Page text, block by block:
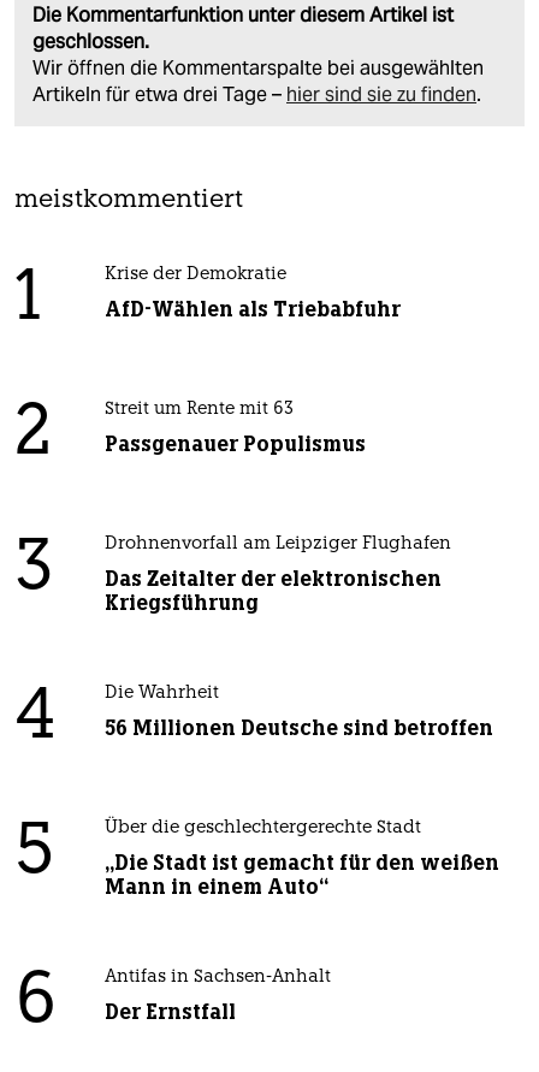
Die Kommentarfunktion unter diesem Artikel ist
geschlossen.
Wir öffnen die Kommentarspalte bei ausgewählten
Artikeln für etwa drei Tage – hier sind sie zu finden.
meistkommentiert
1 Krise der Demokratie
AfD-Wählen als Triebabfuhr
2 Streit um Rente mit 63
Passgenauer Populismus
3 Drohnenvorfall am Leipziger Flughafen
Das Zeitalter der elektronischen
Kriegsführung
4 Die Wahrheit
56 Millionen Deutsche sind betroffen
5 Über die geschlechtergerechte Stadt
„Die Stadt ist gemacht für den weißen
Mann in einem Auto“
6 Antifas in Sachsen-Anhalt
Der Ernstfall